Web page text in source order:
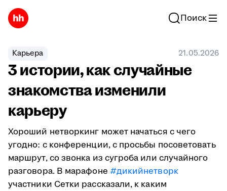
Поиск
Карьера 21.05.2026
3 истории, как случайные
знакомства изменили
карьеру
Хороший нетворкинг может начаться с чего
угодно: с конференции, с просьбы посоветовать
маршрут, со звонка из сугроба или случайного
разговора. В марафоне #дикийнетворк
участники Сетки рассказали, к каким